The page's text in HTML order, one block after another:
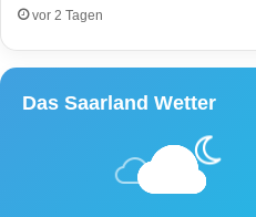
ir
z
vor 2 Tagen
Das Saarland Wetter